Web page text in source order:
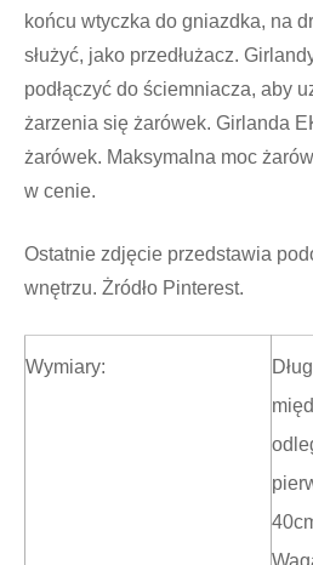
końcu wtyczka do gniazdka, na
służyć, jako przedłużacz.
podłączyć do ściemniacza, aby
żarzenia się żarówek. Girlanda
żarówek. Maksymalna moc
w cenie.
Ostatnie zdjęcie przedstawia
wnętrzu. Żródło Pinterest.
Wymiary: